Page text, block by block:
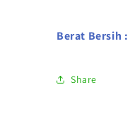
Berat Bersih :
Share